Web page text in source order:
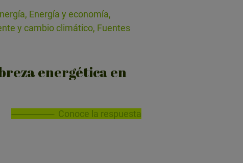
Energía y economía,
y cambio climático, Fuentes
energética en
Conoce la respuesta